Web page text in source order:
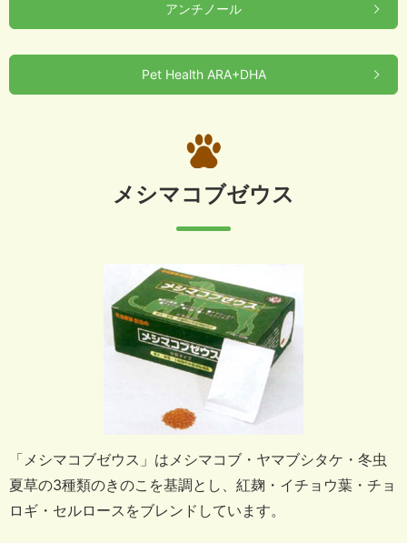
アンチノール
Pet Health ARA+DHA
メシマコブゼウス
「メシマコブゼウス」はメシマコブ・ヤマブシタケ・冬虫
夏草の3種類のきのこを基調とし、紅麹・イチョウ葉・チョ
ロギ・セルロースをブレンドしています。